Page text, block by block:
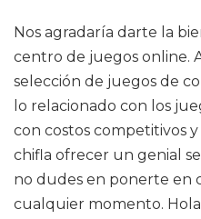
Nos agradaría darte la
centro de juegos online.
selección de juegos de
lo relacionado con los
con costos competitivos
chifla ofrecer un genial
no dudes en ponerte en
cualquier momento.